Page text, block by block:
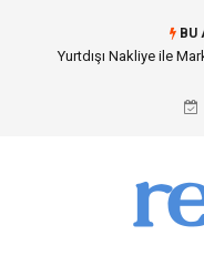
BU
İnternetsiz Bir